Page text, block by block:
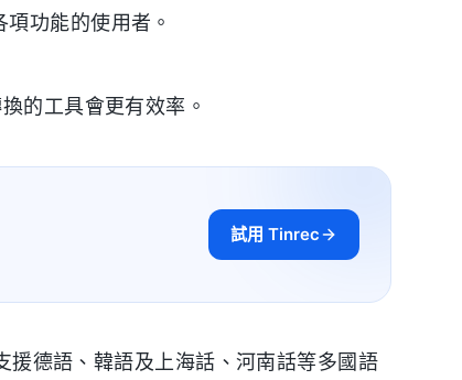
功能的使用者。
的工具會更有效率。
試用 Tinrec
援德語、韓語及上海話、河南話等多國語